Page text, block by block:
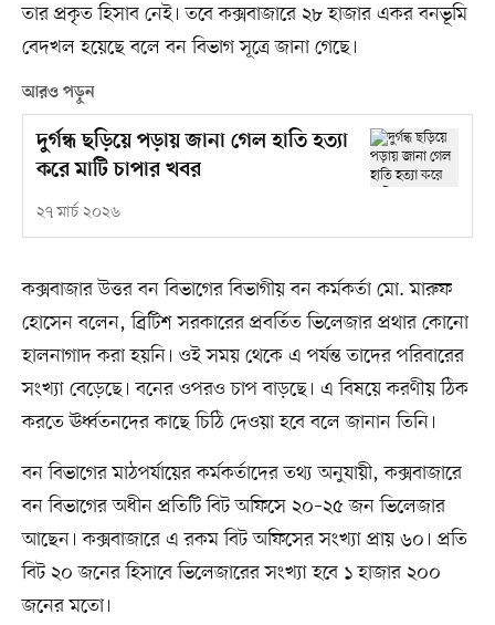
তার প্রকৃত হিসাব নেই। তবে কক্সবাজারে ২৮ হাজার একর বনভূমি
বেদখল হয়েছে বলে বন বিভাগ সূত্রে জানা গেছে।
আরও পড়ুন
দুর্গন্ধ ছড়িয়ে পড়ায় জানা গেল হাতি হত্যা
করে মাটি চাপার খবর
২৭ মার্চ ২০২৬
কক্সবাজার উত্তর বন বিভাগের বিভাগীয় বন কর্মকর্তা মো. মারুফ
হোসেন বলেন, ব্রিটিশ সরকারের প্রবর্তিত ভিলেজার প্রথার কোনো
হালনাগাদ করা হয়নি। ওই সময় থেকে এ পর্যন্ত তাদের পরিবারের
সংখ্যা বেড়েছে। বনের ওপরও চাপ বাড়ছে। এ বিষয়ে করণীয় ঠিক
করতে ঊর্ধ্বতনদের কাছে চিঠি দেওয়া হবে বলে জানান তিনি।
বন বিভাগের মাঠপর্যায়ের কর্মকর্তাদের তথ্য অনুযায়ী, কক্সবাজারে
বন বিভাগের অধীন প্রতিটি বিট অফিসে ২০–২৫ জন ভিলেজার
আছেন। কক্সবাজারে এ রকম বিট অফিসের সংখ্যা প্রায় ৬০। প্রতি
বিট ২০ জনের হিসাবে ভিলেজারের সংখ্যা হবে ১ হাজার ২০০
জনের মতো।